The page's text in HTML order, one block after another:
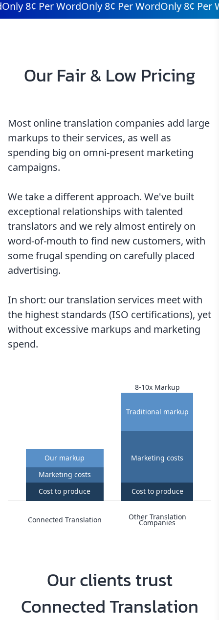
8¢ Per WordOnly 8¢ Per WordOnly 8¢ Per
Our Fair & Low Pricing
Most online translation companies add large
markups to their services, as well as
spending big on omni-present marketing
campaigns.
We take a different approach. We've built
exceptional relationships with talented
translators and we rely almost entirely on
word-of-mouth to find new customers, with
some frugal spending on carefully placed
advertising.
In short: our translation services meet with
the highest standards (ISO certifications), yet
without excessive markups and marketing
spend.
Cost to produce
Marketing costs
Our markup
Cost to produce
Marketing costs
Traditional markup
8-10x Markup
Connected Translation Other Translation
Companies
Our clients trust
Connected Translation